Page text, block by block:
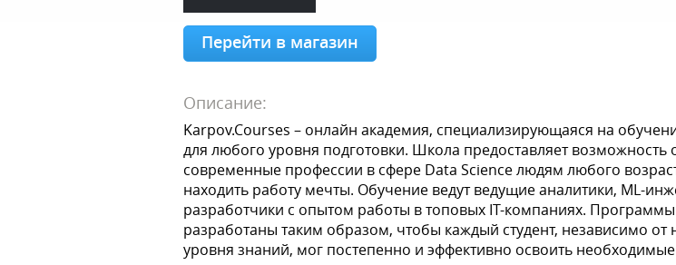
Перейти в магазин
Описание:
Karpov.Courses – онлайн академия, специализирующаяся на
для любого уровня подготовки. Школа предоставляет возможность
современные профессии в сфере Data Science людям любого
находить работу мечты. Обучение ведут ведущие аналитики, ML-
разработчики с опытом работы в топовых IT-компаниях. Программы
разработаны таким образом, чтобы каждый студент, независимо от
уровня знаний, мог постепенно и эффективно освоить